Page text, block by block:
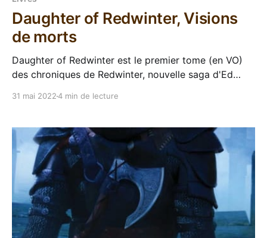
Daughter of Redwinter, Visions
de morts
Daughter of Redwinter est le premier tome (en VO)
des chroniques de Redwinter, nouvelle saga d'Ed
avec une nouvelle
31 mai 20224 min de lecture